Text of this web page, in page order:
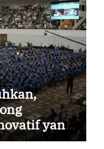
yang